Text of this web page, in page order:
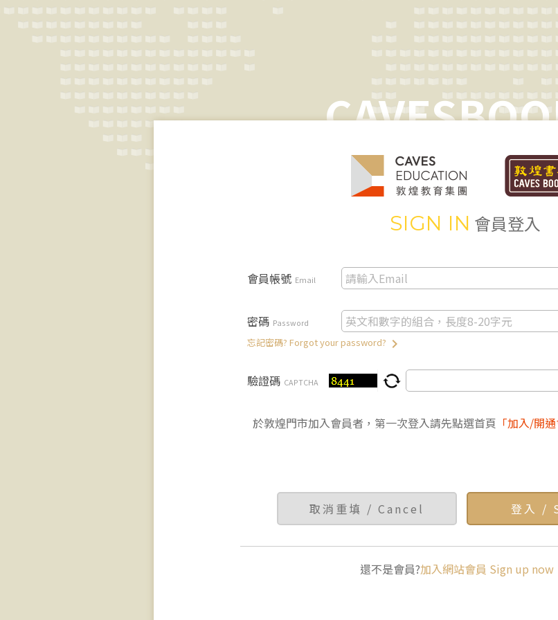
SIGN IN 會員登入
會員帳號 Email
密碼 Password
忘記密碼? Forgot your password? keyboard_arrow_right
驗證碼 CAPTCHA
於敦煌門市加入會員者，第一次登入請先點選首頁 「加入/開通
還不是會員?加入網站會員 Sign up now